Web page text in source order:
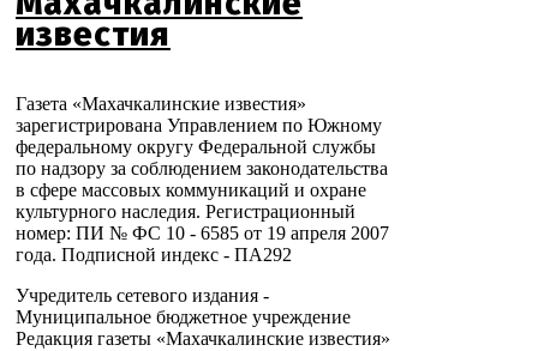
известия
Газета «Махачкалинские известия»
зарегистрирована Управлением по Южному
федеральному округу Федеральной службы
по надзору за соблюдением законодательства
в сфере массовых коммуникаций и охране
культурного наследия. Регистрационный
номер: ПИ № ФС 10 - 6585 от 19 апреля 2007
года. Подписной индекс - ПА292
Учредитель сетевого издания -
Муниципальное бюджетное учреждение
Редакция газеты «Махачкалинские известия»